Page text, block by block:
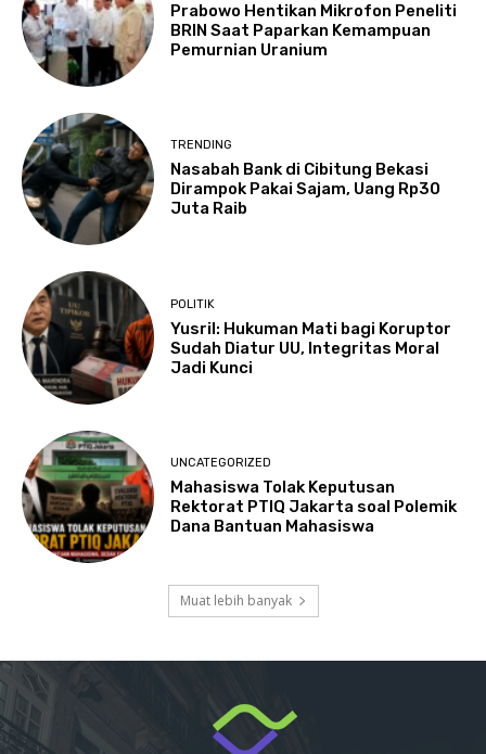
Prabowo Hentikan Mikrofon Peneliti
BRIN Saat Paparkan Kemampuan
Pemurnian Uranium
TRENDING
Nasabah Bank di Cibitung Bekasi
Dirampok Pakai Sajam, Uang Rp30
Juta Raib
POLITIK
Yusril: Hukuman Mati bagi Koruptor
Sudah Diatur UU, Integritas Moral
Jadi Kunci
UNCATEGORIZED
Mahasiswa Tolak Keputusan
Rektorat PTIQ Jakarta soal Polemik
Dana Bantuan Mahasiswa
Muat lebih banyak